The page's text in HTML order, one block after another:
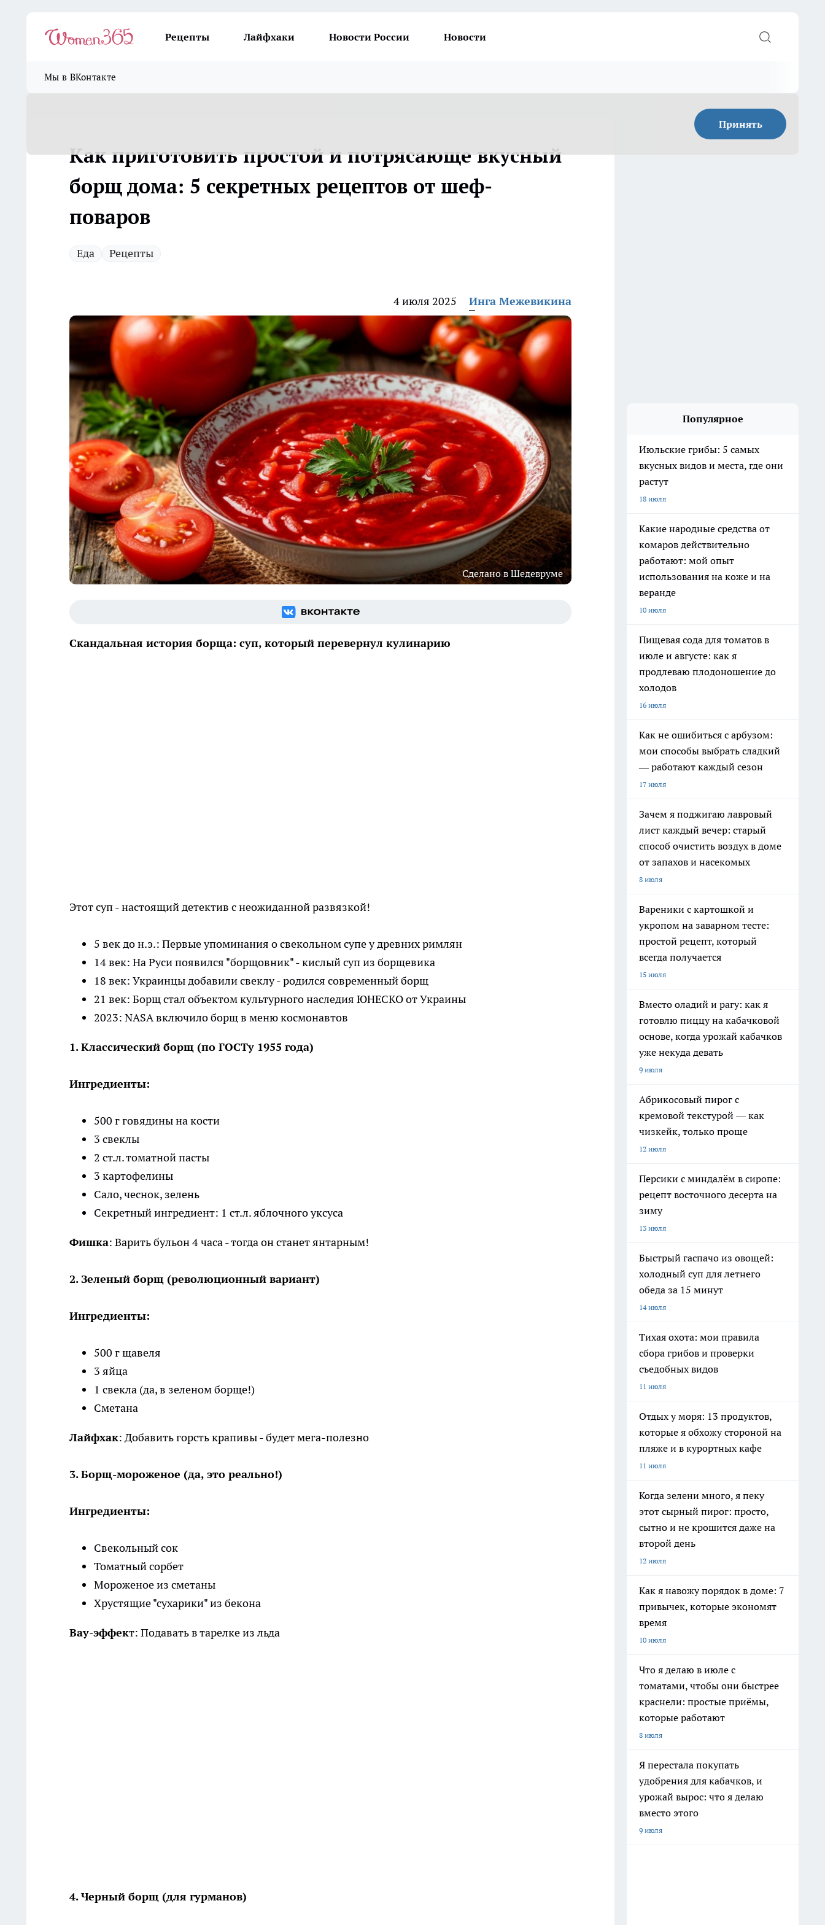
Рецепты Лайфхаки Новости России Новости
Мы в ВКонтакте
Принять
Как приготовить простой и потрясающе вкусный
борщ дома: 5 секретных рецептов от шеф-
поваров
Еда Рецепты
4 июля 2025 Инга Межевикина
Сделано в Шедевруме
Скандальная история борща: суп, который перевернул кулинарию
Этот суп - настоящий детектив с неожиданной развязкой!
5 век до н.э.: Первые упоминания о свекольном супе у древних римлян
14 век: На Руси появился "борщовник" - кислый суп из борщевика
18 век: Украинцы добавили свеклу - родился современный борщ
21 век: Борщ стал объектом культурного наследия ЮНЕСКО от Украины
2023: NASA включило борщ в меню космонавтов
1. Классический борщ (по ГОСТу 1955 года)
Ингредиенты:
500 г говядины на кости
3 свеклы
2 ст.л. томатной пасты
3 картофелины
Сало, чеснок, зелень
Секретный ингредиент: 1 ст.л. яблочного уксуса
Фишка: Варить бульон 4 часа - тогда он станет янтарным!
2. Зеленый борщ (революционный вариант)
Ингредиенты:
500 г щавеля
3 яйца
1 свекла (да, в зеленом борще!)
Сметана
Лайфхак: Добавить горсть крапивы - будет мега-полезно
3. Борщ-мороженое (да, это реально!)
Ингредиенты:
Свекольный сок
Томатный сорбет
Мороженое из сметаны
Хрустящие "сухарики" из бекона
Вау-эффект: Подавать в тарелке из льда
4. Черный борщ (для гурманов)
Популярное
Июльские грибы: 5 самых
вкусных видов и места, где они
растут
18 июля
Какие народные средства от
комаров действительно
работают: мой опыт
использования на коже и на
веранде
10 июля
Пищевая сода для томатов в
июле и августе: как я
продлеваю плодоношение до
холодов
16 июля
Как не ошибиться с арбузом:
мои способы выбрать сладкий
— работают каждый сезон
17 июля
Зачем я поджигаю лавровый
лист каждый вечер: старый
способ очистить воздух в доме
от запахов и насекомых
8 июля
Вареники с картошкой и
укропом на заварном тесте:
простой рецепт, который
всегда получается
15 июля
Вместо оладий и рагу: как я
готовлю пиццу на кабачковой
основе, когда урожай кабачков
уже некуда девать
9 июля
Абрикосовый пирог с
кремовой текстурой — как
чизкейк, только проще
12 июля
Персики с миндалём в сиропе:
рецепт восточного десерта на
зиму
13 июля
Быстрый гаспачо из овощей:
холодный суп для летнего
обеда за 15 минут
14 июля
Тихая охота: мои правила
сбора грибов и проверки
съедобных видов
11 июля
Отдых у моря: 13 продуктов,
которые я обхожу стороной на
пляже и в курортных кафе
11 июля
Когда зелени много, я пеку
этот сырный пирог: просто,
сытно и не крошится даже на
второй день
12 июля
Как я навожу порядок в доме: 7
привычек, которые экономят
время
10 июля
Что я делаю в июле с
томатами, чтобы они быстрее
краснели: простые приёмы,
которые работают
8 июля
Я перестала покупать
удобрения для кабачков, и
урожай вырос: что я делаю
вместо этого
9 июля